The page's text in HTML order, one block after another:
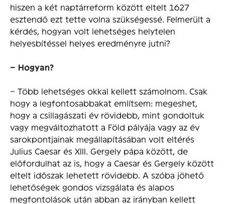
hiszen a két naptárreform között eltelt 1627
esztendő ezt tette volna szükségessé. Felmerült a
kérdés, hogyan volt lehetséges helytelen
helyesbítéssel helyes eredményre jutni?
– Hogyan?
– Több lehetséges okkal kellett számolnom. Csak
hogy a legfontosabbakat említsem: megeshet,
hogy a csillagászati év rövidebb, mint gondoltuk
vagy megváltozhatott a Föld pályája vagy az év
sarokpontjainak megállapításában volt eltérés
Julius Caesar és XIII. Gergely pápa között, de
előfordulhat az is, hogy a Caesar és Gergely között
eltelt időszak lehetett rövidebb. A szóba jöhető
lehetőségek gondos vizsgálata és alapos
megfontolások után abban az irányban kellett